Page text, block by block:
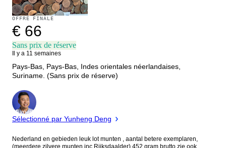
OFFRE FINALE
€ 66
Sans prix de réserve
Il y a 11 semaines
Pays-Bas, Pays-Bas, Indes orientales néerlandaises,
Suriname. (Sans prix de réserve)
Expert
Sélectionné par Yunheng Deng
Nederland en gebieden leuk lot munten , aantal betere exemplaren,